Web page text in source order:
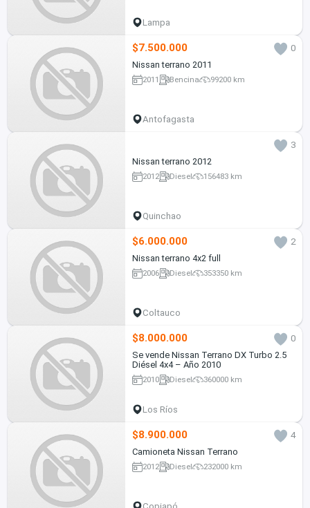
Lampa
$7.500.000
0
Nissan terrano 2011
2011 Bencina 99200 km
Antofagasta
3
Nissan terrano 2012
2012 Diesel 156483 km
Quinchao
$6.000.000
2
Nissan terrano 4x2 full
2006 Diesel 353350 km
Coltauco
$8.000.000
0
Se vende Nissan Terrano DX Turbo 2.5
Diésel 4x4 – Año 2010
2010 Diesel 360000 km
Los Ríos
$8.900.000
4
Camioneta Nissan Terrano
2012 Diesel 232000 km